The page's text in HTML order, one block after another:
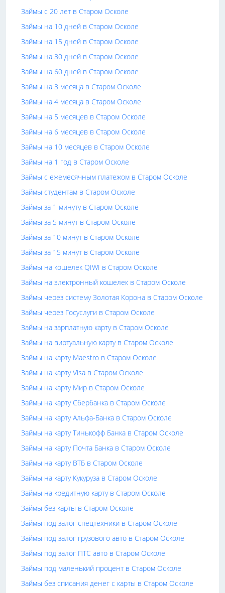
Займы с 20 лет в Старом Осколе
Займы на 10 дней в Старом Осколе
Займы на 15 дней в Старом Осколе
Займы на 30 дней в Старом Осколе
Займы на 60 дней в Старом Осколе
Займы на 3 месяца в Старом Осколе
Займы на 4 месяца в Старом Осколе
Займы на 5 месяцев в Старом Осколе
Займы на 6 месяцев в Старом Осколе
Займы на 10 месяцев в Старом Осколе
Займы на 1 год в Старом Осколе
Займы с ежемесячным платежом в Старом Осколе
Займы студентам в Старом Осколе
Займы за 1 минуту в Старом Осколе
Займы за 5 минут в Старом Осколе
Займы за 10 минут в Старом Осколе
Займы за 15 минут в Старом Осколе
Займы на кошелек QIWI в Старом Осколе
Займы на электронный кошелек в Старом Осколе
Займы через систему Золотая Корона в Старом Осколе
Займы через Госуслуги в Старом Осколе
Займы на зарплатную карту в Старом Осколе
Займы на виртуальную карту в Старом Осколе
Займы на карту Maestro в Старом Осколе
Займы на карту Visa в Старом Осколе
Займы на карту Мир в Старом Осколе
Займы на карту Сбербанка в Старом Осколе
Займы на карту Альфа-Банка в Старом Осколе
Займы на карту Тинькофф Банка в Старом Осколе
Займы на карту Почта Банка в Старом Осколе
Займы на карту ВТБ в Старом Осколе
Займы на карту Кукуруза в Старом Осколе
Займы на кредитную карту в Старом Осколе
Займы без карты в Старом Осколе
Займы под залог спецтехники в Старом Осколе
Займы под залог грузового авто в Старом Осколе
Займы под залог ПТС авто в Старом Осколе
Займы под маленький процент в Старом Осколе
Займы без списания денег с карты в Старом Осколе